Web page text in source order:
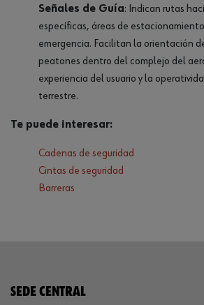
Señales de Guía: Indican rutas
específicas, áreas de
emergencia. Facilitan la orientación
peatones dentro del complejo del
experiencia del usuario y la
terrestre.
Te puede interesar:
Cadenas de seguridad
Cintas de seguridad
Barreras
SEDE CENTRAL